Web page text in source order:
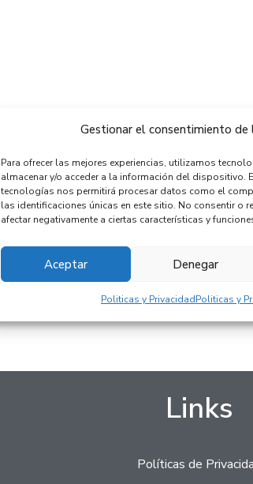
Gestionar el consentimiento de
Para ofrecer las mejores experiencias, utilizamos
almacenar y/o acceder a la información del dispositivo.
tecnologías nos permitirá procesar datos como el
las identificaciones únicas en este sitio. No consentir o
afectar negativamente a ciertas características y
Aceptar Denegar
Politicas y PrivacidadPoliticas y
Links
Políticas de